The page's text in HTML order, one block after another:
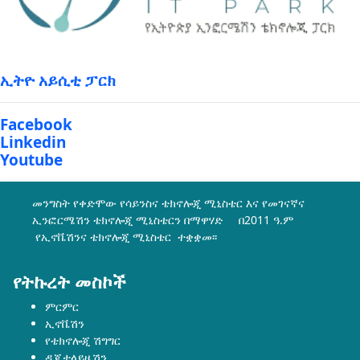
ኢትዮ አይሲቲ ፓርክ
Facebook
Linkedin
Youtube
መንግስት የቀድሞው የሳይንስና ቴክኖሎጂ ሚኒስቴር እና የመገናኛና
ኢንፎርሜሽን ቴክኖሎጂ ሚኒስቴርን በማዋሃድ በ2011 ዓ.ም
የኢኖቬሽንና ቴክኖሎጂ ሚኒስቴር ተቋቋመ፡፡
የትኩረት መስኮች
ምርምር
ኢኖቬሽን
የቴክኖሎጂ ሽግግር